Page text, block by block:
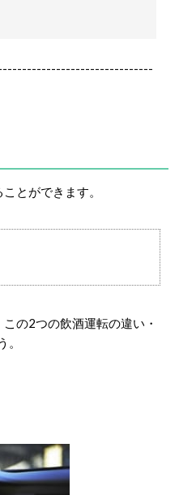
とができます。
の2つの飲酒運転の違い・